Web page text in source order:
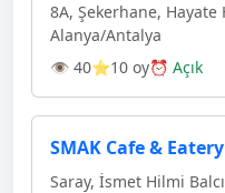
8A, Şekerhane, Hayate
Alanya/Antalya
👁 40⭐10 oy⏰ Açık
SMAK Cafe & Eatery
Saray, İsmet Hilmi